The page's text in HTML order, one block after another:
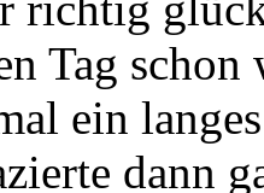
Tag
ein
dann